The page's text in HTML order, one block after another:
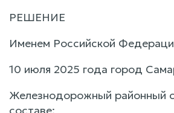
РЕШЕНИЕ
Именем Российской
10 июля 2025 года город
Железнодорожный районный
составе: